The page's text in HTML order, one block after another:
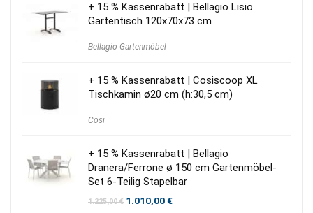
+ 15 % Kassenrabatt | Bellagio Lisio
Gartentisch 120x70x73 cm
Bellagio Gartenmöbel
+ 15 % Kassenrabatt | Cosiscoop XL
Tischkamin ø20 cm (h:30,5 cm)
Cosi
+ 15 % Kassenrabatt | Bellagio
Dranera/Ferrone ø 150 cm Gartenmöbel-
Set 6-Teilig Stapelbar
1.225,00€ Ursprünglicher
1.010,00€Aktueller